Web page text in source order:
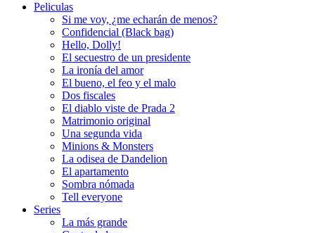
Peliculas
Si me voy, ¿me echarán de menos?
Confidencial (Black bag)
Hello, Dolly!
El secuestro de un presidente
La ironía del amor
El bueno, el feo y el malo
Dos fiscales
El diablo viste de Prada 2
Matrimonio original
Una segunda vida
Minions & Monsters
La odisea de Dandelion
El apartamento
Sombra nómada
Tell everyone
Series
La más grande